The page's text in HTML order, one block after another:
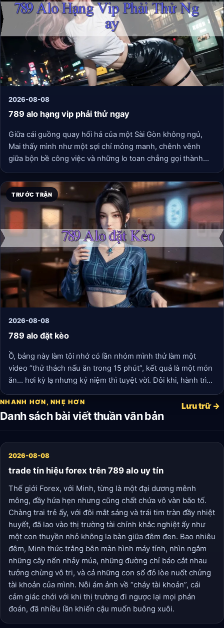
2026-08-08
789 alo hạng vip phải thử ngay
Giữa cái guồng quay hối hả của một Sài Gòn không ngủ,
Mai thấy mình như một sợi chỉ mỏng manh, chênh vênh
giữa bộn bề công việc và những lo toan chẳng gọi thành
tên. Cô là một kiến trúc sư, công việc đòi hỏi sự sáng tạo
không ngừng nhưng cũng vắt kiệt cô từng chút năng lượng
một. Những bản vẽ chồng chất, những cuộc họp kéo dài
đến khuya, và cả tiếng còi xe inh ỏi ngoài kia như đang hòa
tấu bản giao hưởng của sự mệt mỏi. Đôi khi, Mai chỉ ước có
một nút tạm dừng, một khoảng lặng tuyệt đối để cô có thể
thở, có thể là chính mình, không phải là “kiến trúc sư Mai”
với hàng tá trách nhiệm.
TRƯỚC TRẬN
2026-08-08
789 alo đặt kèo
Ồ, bảng này làm tôi nhớ có lần nhóm mình thử làm một
video “thử thách nấu ăn trong 15 phút”, kết quả là một món
ăn… hơi kỳ lạ nhưng kỷ niệm thì tuyệt vời. Đôi khi, hành trình
mới là thứ đáng nhớ, phải không nào?
NHANH HƠN, NHẸ HƠN
Danh sách bài viết thuần văn bản
Lưu trữ →
2026-08-08
trade tín hiệu forex trên 789 alo uy tín
Thế giới Forex, với Minh, từng là một đại dương mênh
mông, đầy hứa hẹn nhưng cũng chất chứa vô vàn bão tố.
Chàng trai trẻ ấy, với đôi mắt sáng và trái tim tràn đầy nhiệt
huyết, đã lao vào thị trường tài chính khắc nghiệt ấy như
một con thuyền nhỏ không la bàn giữa đêm đen. Bao nhiêu
đêm, Minh thức trắng bên màn hình máy tính, nhìn ngắm
những cây nến nhảy múa, những đường chỉ báo cắt nhau
tưởng chừng vô tri, và cả những con số đỏ lòe nuốt chửng
tài khoản của mình. Nỗi ám ảnh về “cháy tài khoản”, cái
cảm giác chới với khi thị trường đi ngược lại mọi phán
đoán, đã nhiều lần khiến cậu muốn buông xuôi.